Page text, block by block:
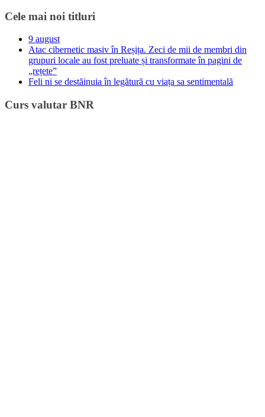
Cele mai noi titluri
9 august
Atac cibernetic masiv în Reșița. Zeci de mii de membri din
grupuri locale au fost preluate și transformate în pagini de
„rețete”
Feli ni se destăinuia în legătură cu viața sa sentimentală
Curs valutar BNR